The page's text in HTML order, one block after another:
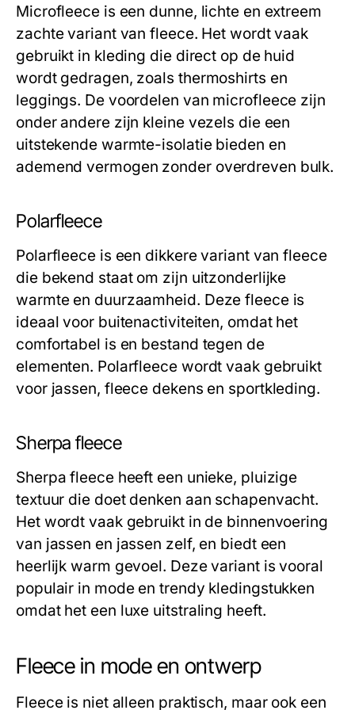
Microfleece is een dunne, lichte en extreem
zachte variant van fleece. Het wordt vaak
gebruikt in kleding die direct op de huid
wordt gedragen, zoals thermoshirts en
leggings. De voordelen van microfleece zijn
onder andere zijn kleine vezels die een
uitstekende warmte-isolatie bieden en
ademend vermogen zonder overdreven bulk.
Polarfleece
Polarfleece is een dikkere variant van fleece
die bekend staat om zijn uitzonderlijke
warmte en duurzaamheid. Deze fleece is
ideaal voor buitenactiviteiten, omdat het
comfortabel is en bestand tegen de
elementen. Polarfleece wordt vaak gebruikt
voor jassen, fleece dekens en sportkleding.
Sherpa fleece
Sherpa fleece heeft een unieke, pluizige
textuur die doet denken aan schapenvacht.
Het wordt vaak gebruikt in de binnenvoering
van jassen en jassen zelf, en biedt een
heerlijk warm gevoel. Deze variant is vooral
populair in mode en trendy kledingstukken
omdat het een luxe uitstraling heeft.
Fleece in mode en ontwerp
Fleece is niet alleen praktisch, maar ook een